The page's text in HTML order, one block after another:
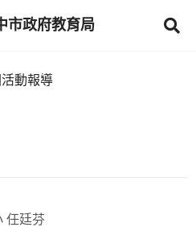
市政府教育局
動報導
任廷芬